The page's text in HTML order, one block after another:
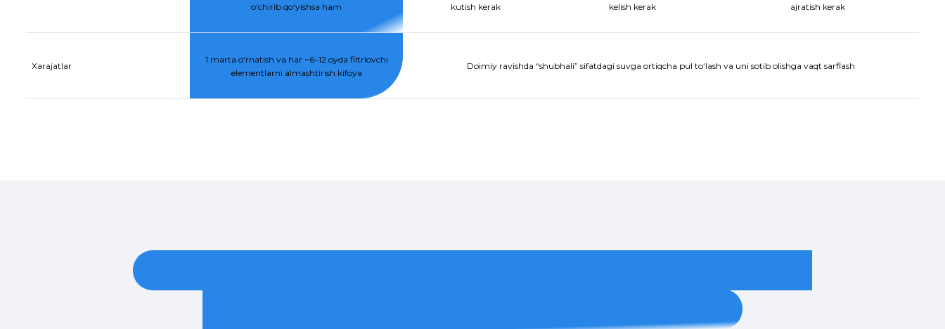
o‘chirib qo‘yishsa ham
kutish kerak
kelish kerak
ajratish kerak
Xarajatlar
1 marta o‘rnatish va har ~6–12 oyda filtrlovchi
elementlarni almashtirish kifoya
Doimiy ravishda “shubhali” sifatdagi suvga ortiqcha pul to‘lash va uni sotib olishga vaqt sarflash